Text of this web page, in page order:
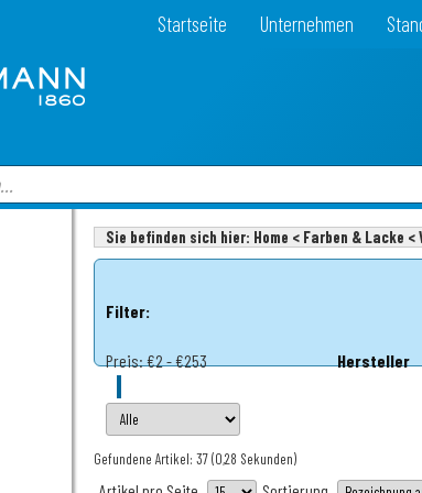
Startseite Unternehmen
Sie befinden sich hier: Home < Farben & Lacke
Filter:
Preis:€2 - €253 Hersteller
Gefundene Artikel: 37(0,28 Sekunden)